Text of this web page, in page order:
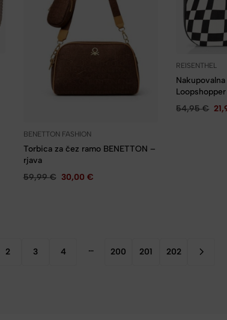
BENETTON FASHION
Torbica za čez ramo BENETTON –
rjava
59,99€ 30,00 €
REISENTHEL
Nakupovalna
54,95€
2 3 4 … 200 201 202